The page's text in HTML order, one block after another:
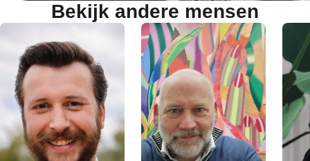
Bekijk andere mensen